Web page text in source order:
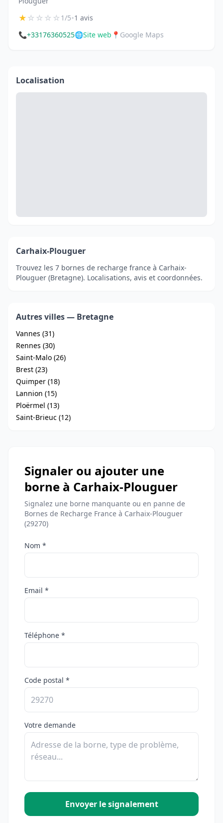
★☆☆☆☆1/5•1 avis
📞+33176360525🌐Site web 📍 Google Maps
Localisation
Carhaix-Plouguer
Trouvez les 7 bornes de recharge france à Carhaix-
Plouguer (Bretagne). Localisations, avis et coordonnées.
Autres villes — Bretagne
Vannes (31)
Rennes (30)
Saint-Malo (26)
Brest (23)
Quimper (18)
Lannion (15)
Ploërmel (13)
Saint-Brieuc (12)
Signaler ou ajouter une
borne à Carhaix-Plouguer
Signalez une borne manquante ou en panne de
Bornes de Recharge France à Carhaix-Plouguer
(29270)
Nom *
Email *
Téléphone *
Code postal *
Votre demande
Envoyer le signalement